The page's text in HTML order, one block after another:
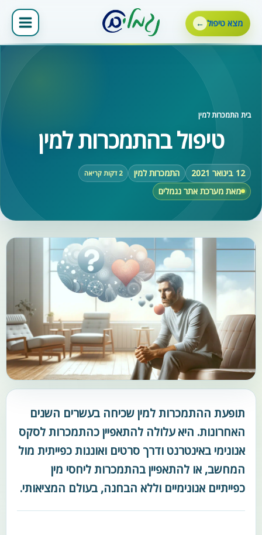
לתוכןמצא טיפול
בית‹התמכרות למין
טיפול בהתמכרות למין
12 בינואר 2021 התמכרות למין 2 דקות קריאה
מאת מערכת אתר נגמלים
תופעת ההתמכרות למין שכיחה בעשרים השנים
האחרונות. היא עלולה להתאפיין כהתמכרות לסקס
אנונימי באינטרנט ודרך סרטים ואוננות כפייתית מול
המחשב, או להתאפיין בהתמכרות ליחסי מין
כפייתיים אנונימיים וללא הבחנה, בעולם המציאותי.